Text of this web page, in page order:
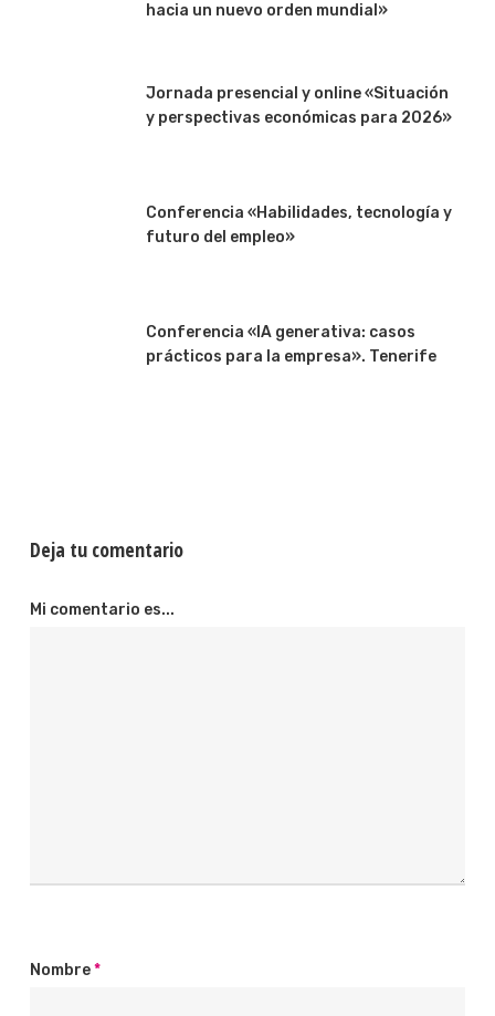
hacia un nuevo orden mundial»
Jornada presencial y online «Situación
y perspectivas económicas para 2026»
Conferencia «Habilidades, tecnología y
futuro del empleo»
Conferencia «IA generativa: casos
prácticos para la empresa». Tenerife
Deja tu comentario
Mi comentario es...
Nombre*